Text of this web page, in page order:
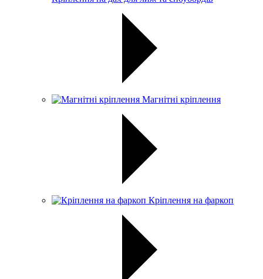
Магнітні кріплення
Кріплення на фаркоп